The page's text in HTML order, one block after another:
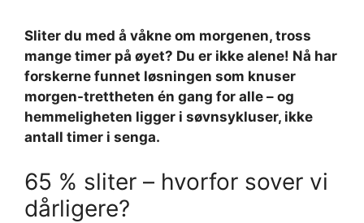
Sliter du med å våkne om morgenen, tross
mange timer på øyet? Du er ikke alene! Nå har
forskerne funnet løsningen som knuser
morgen-trettheten én gang for alle – og
hemmeligheten ligger i søvnsykluser, ikke
antall timer i senga.
65 % sliter – hvorfor sover vi
dårligere?